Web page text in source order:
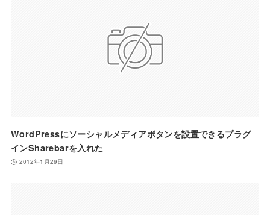
WordPressにソーシャルメディアボタンを設置できるプラグ
インSharebarを入れた
2012年1月29日